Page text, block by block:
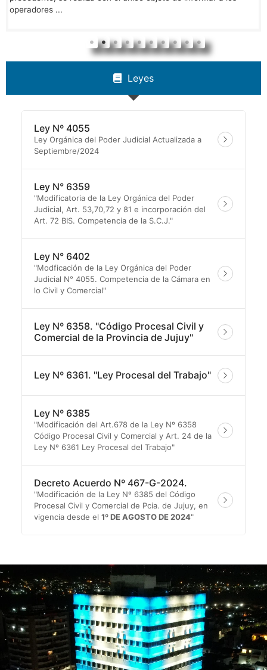
operadores ...
Leyes
Ley Nº 4055
Ley Orgánica del Poder Judicial Actualizada a
Septiembre/2024
Ley N° 6359
"Modificatoria de la Ley Orgánica del Poder
Judicial, Art. 53,70,72 y 81 e incorporación del
Art. 72 BIS. Competencia de la S.C.J."
Ley N° 6402
"Modficación de la Ley Orgánica del Poder
Judicial N° 4055. Competencia de la Cámara en
lo Civil y Comercial"
Ley Nº 6358. "Código Procesal Civil y
Comercial de la Provincia de Jujuy"
Ley Nº 6361. "Ley Procesal del Trabajo"
Ley Nº 6385
"Modificación del Art.678 de la Ley Nº 6358
Código Procesal Civil y Comercial y Art. 24 de la
Ley Nº 6361 Ley Procesal del Trabajo"
Decreto Acuerdo Nº 467-G-2024.
"Modificación de la Ley Nº 6385 del Código
Procesal Civil y Comercial de Pcia. de Jujuy, en
vigencia desde el 1º DE AGOSTO DE 2024"